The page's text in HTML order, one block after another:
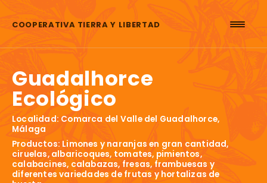
COOPERATIVA TIERRA Y LIBERTAD
Guadalhorce
Ecológico
Localidad: Comarca del Valle del Guadalhorce,
Málaga
Productos: Limones y naranjas en gran cantidad,
ciruelas, albaricoques, tomates, pimientos,
calabacines, calabazas, fresas, frambuesas y
diferentes variedades de frutas y hortalizas de